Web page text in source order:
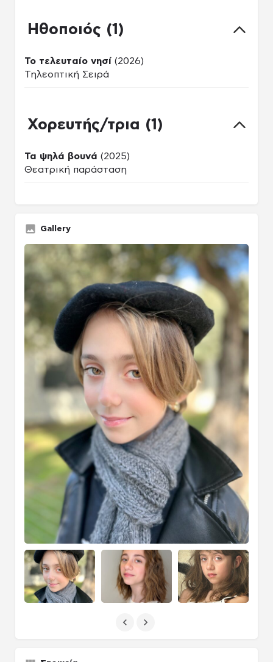
Ηθοποιός (1)
Το τελευταίο νησί (2026)
Τηλεοπτική Σειρά
Χορευτής/τρια (1)
Τα ψηλά βουνά (2025)
Θεατρική παράσταση
Gallery